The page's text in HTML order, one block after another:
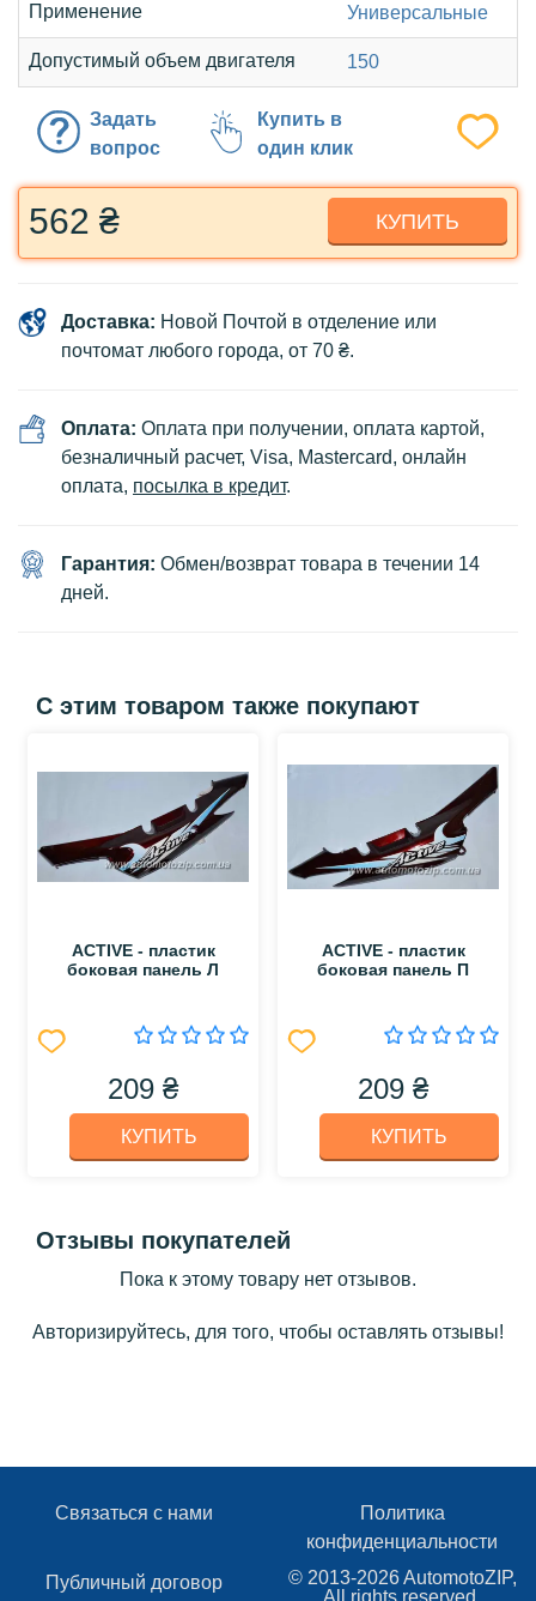
Применение Универсальные
Допустимый объем двигателя 150
Задать
вопрос
Купить в
один клик
562 ₴ КУПИТЬ
Доставка: Новой Почтой в отделение или
почтомат любого города, от 70 ₴.
Оплата: Оплата при получении, оплата картой,
безналичный расчет, Visa, Mastercard, онлайн
оплата, посылка в кредит.
Гарантия: Обмен/возврат товара в течении 14
дней.
С этим товаром также покупают
ACTIVE - пластик
боковая панель Л
209 ₴
КУПИТЬ
ACTIVE - пластик
боковая панель П
209 ₴
КУПИТЬ
Отзывы покупателей
Пока к этому товару нет отзывов.
Авторизируйтесь, для того, чтобы оставлять отзывы!
Связаться с нами
Политика
конфиденциальности
Публичный договор
© 2013-2026 AutomotoZIP,
All rights reserved.